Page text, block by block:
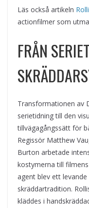
Läs också artikeln
actionfilmer som
FRÅN
Transformationen av
serietidning till den
tillvägagångssätt för
Regissör Matthew
Burton arbetade
kostymerna till
agent blev ett
skräddartradition.
kläddes i